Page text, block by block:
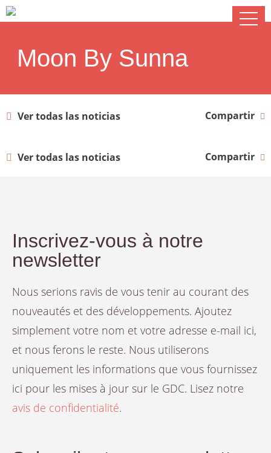
Moon By Sunna
Ver todas las noticias Compartir
Ver todas las noticias Compartir
Inscrivez-vous à notre
newsletter
Nous serions ravis de vous tenir au courant des
nouveautés et des développements. Ajoutez
simplement votre nom et votre adresse e-mail ici,
et nous ferons le reste. Nous utiliserons
uniquement les informations que vous fournissez
ici pour les mises à jour sur le GDC. Lisez notre
avis de confidentialité.